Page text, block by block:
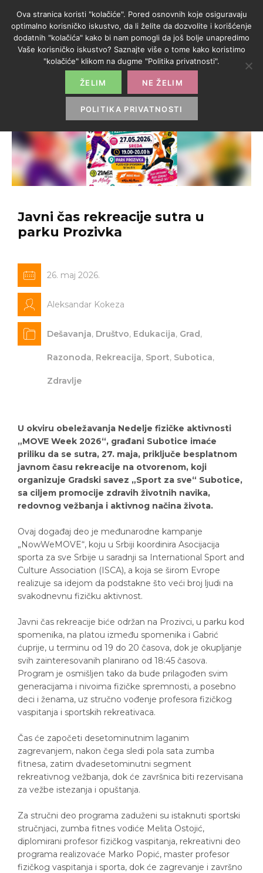
Javni čas rekreacije sutra u
parku Prozivka
26. maj 2026.
Aleksandar Kokeza
Dešavanja, Društvo, Edukacija, Grad,
Razonoda, Rekreacija, Sport, Subotica,
Zdravlje
U okviru obeležavanja Nedelje fizičke aktivnosti
„MOVE Week 2026“, građani Subotice imaće
priliku da se sutra, 27. maja, priključe besplatnom
javnom času rekreacije na otvorenom, koji
organizuje Gradski savez „Sport za sve“ Subotice,
sa ciljem promocije zdravih životnih navika,
redovnog vežbanja i aktivnog načina života.
Ovaj događaj deo je međunarodne kampanje
„NowWeMOVE“, koju u Srbiji koordinira Asocijacija
sporta za sve Srbije u saradnji sa International Sport and
Culture Association (ISCA), a koja se širom Evrope
realizuje sa idejom da podstakne što veći broj ljudi na
svakodnevnu fizičku aktivnost.
Javni čas rekreacije biće održan na Prozivci, u parku kod
spomenika, na platou između spomenika i Gabrić
ćuprije, u terminu od 19 do 20 časova, dok je okupljanje
svih zainteresovanih planirano od 18:45 časova.
Program je osmišljen tako da bude prilagođen svim
generacijama i nivoima fizičke spremnosti, a posebno
deci i ženama, uz stručno vođenje profesora fizičkog
vaspitanja i sportskih rekreativaca.
Čas će započeti desetominutnim laganim
zagrevanjem, nakon čega sledi pola sata zumba
fitnesa, zatim dvadesetominutni segment
rekreativnog vežbanja, dok će završnica biti rezervisana
za vežbe istezanja i opuštanja.
Za stručni deo programa zaduženi su istaknuti sportski
stručnjaci, zumba fitnes vodiće Melita Ostojić,
diplomirani profesor fizičkog vaspitanja, rekreativni deo
programa realizovaće Marko Popić, master profesor
fizičkog vaspitanja i sporta, dok će zagrevanje i završno
Ova stranica koristi "kolačiće". Pored osnovnih koje osiguravaju
optimalno korisničko iskustvo, da li želite da dozvolite i korišćenje
dodatnih "kolačića" kako bi nam pomogli da još bolje unapredimo
Vaše korisničko iskustvo? Saznajte više o tome kako koristimo
"kolačiće" klikom na dugme "Politika privatnosti".
ŽELIM NE ŽELIM
POLITIKA PRIVATNOSTI